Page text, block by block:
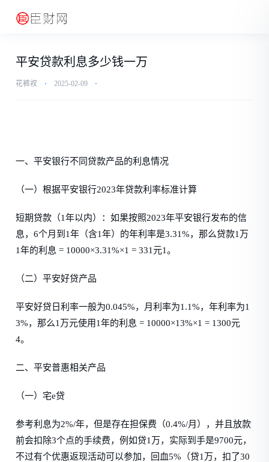
平安贷款利息多少钱一万
花裤衩 ⋅ 2025-02-09 ⋅
一、平安银行不同贷款产品的利息情况
（一）根据平安银行2023年贷款利率标准计算
短期贷款（1年以内）：如果按照2023年平安银行发布的信
息，6个月到1年（含1年）的年利率是3.31%，那么贷款1万
1年的利息 = 10000×3.31%×1 = 331元1。
（二）平安好贷产品
平安好贷日利率一般为0.045%，月利率为1.1%，年利率为1
3%，那么1万元使用1年的利息 = 10000×13%×1 = 1300元
4。
二、平安普惠相关产品
（一）宅e贷
参考利息为2%/年，但是存在担保费（0.4%/月），并且放款
前会扣除3个点的手续费，例如贷1万，实际到手是9700元，
不过有个优惠返现活动可以参加，回血5%（贷1万，扣了30